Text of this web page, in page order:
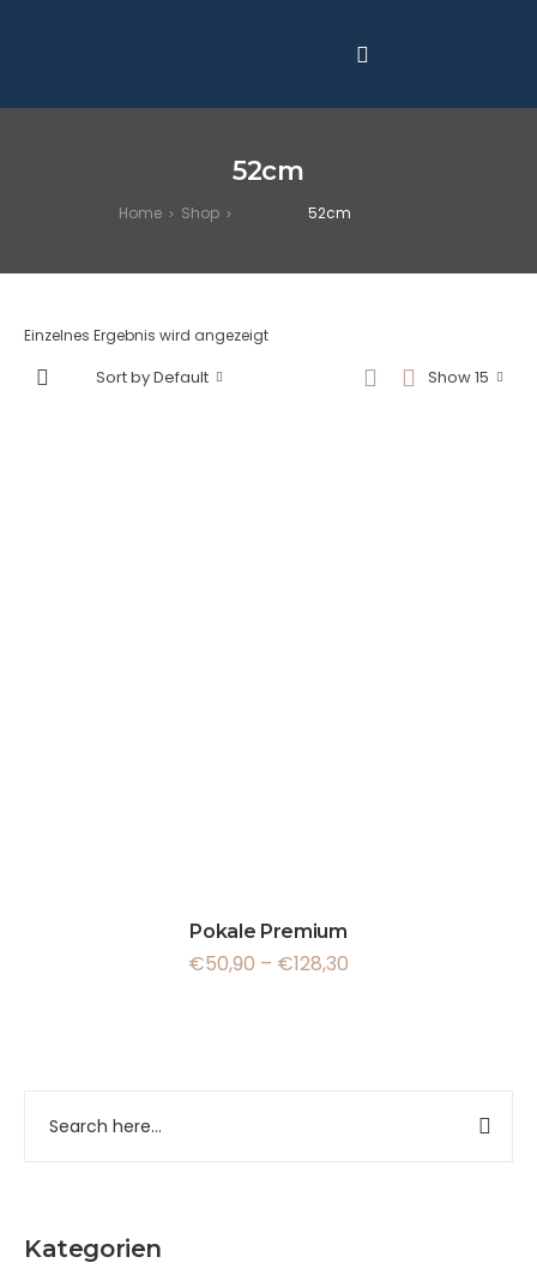
52cm
Home > Shop > 52cm
Kategorien
Einzelnes Ergebnis wird angezeigt
Show 15
Sort by Default
Pokale Premium
€50,90 – €128,30